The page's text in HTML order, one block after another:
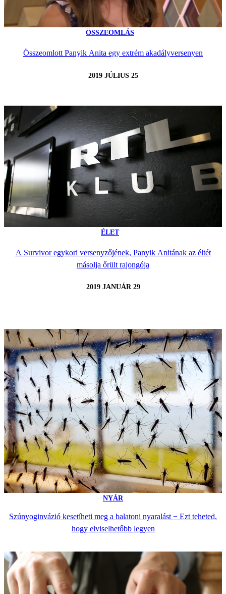
ÖSSZEOMLÁS
Összeomlott Panyik Anita egy extrém akadályversenyen
2019 JÚLIUS 25
ÉLET
A Survivor egykori versenyzőjének, Panyik Anitának az éltét
másolja őrült rajongója
2019 JANUÁR 29
NYÁR
Szúnyoginvázió kesetíheti meg a balatoni nyaralást − Ezt teheted,
hogy elviselhetőbb legyen